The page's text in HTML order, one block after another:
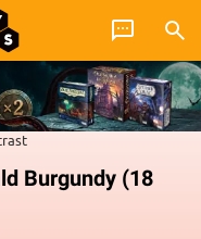
Burgundy (18